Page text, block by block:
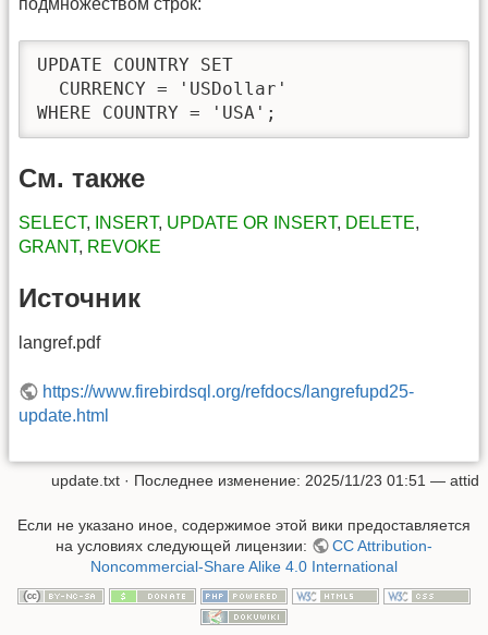
UPDATE COUNTRY SET
  CURRENCY = 'USDollar'
WHERE COUNTRY = 'USA';
См. также
SELECT, INSERT, UPDATE OR INSERT, DELETE,
GRANT, REVOKE
Источник
langref.pdf
https://www.firebirdsql.org/refdocs/langrefupd25-
update.html
update.txt · Последнее изменение: 2025/11/23 01:51 — attid
Если не указано иное, содержимое этой вики предоставляется
на условиях следующей лицензии:
CC Attribution-
Noncommercial-Share Alike 4.0 International